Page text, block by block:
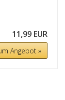
11,99 EUR
Angebot »